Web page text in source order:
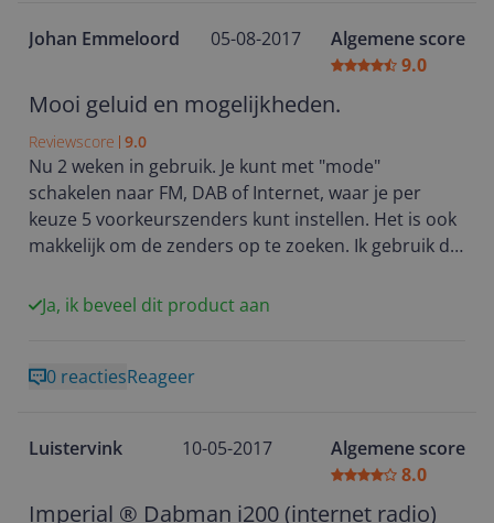
Johan Emmeloord 05-08-2017
Algemene score
9.0
Mooi geluid en mogelijkheden.
Reviewscore 9.0
Nu 2 weken in gebruik. Je kunt met "mode"
schakelen naar FM, DAB of Internet, waar je per
keuze 5 voorkeurszenders kunt instellen. Het is ook
makkelijk om de zenders op te zoeken. Ik gebruik de
verder dan 7 meter af zit van de router, dan heb je
Ja, ik beveel dit product aan
0 reactiesReageer
Luistervink 10-05-2017
Algemene score
8.0
Imperial ® Dabman i200 (internet radio)